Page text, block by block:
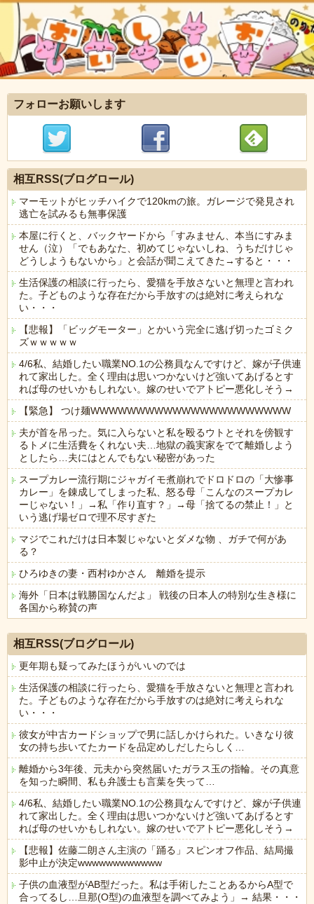
フォローお願いします
相互RSS(ブログロール)
マーモットがヒッチハイクで120kmの旅。ガレージで発見され
逃亡を試みるも無事保護
本屋に行くと、バックヤードから「すみません、本当にすみま
せん（泣）「でもあなた、初めてじゃないしね、うちだけじゃ
どうしようもないから」と会話が聞こえてきた→すると・・・
生活保護の相談に行ったら、愛猫を手放さないと無理と言われ
た。子どものような存在だから手放すのは絶対に考えられな
い・・・
【悲報】「ビッグモーター」とかいう完全に逃げ切ったゴミク
ズｗｗｗｗｗ
4/6私、結婚したい職業NO.1の公務員なんですけど、嫁が子供連
れて家出した。全く理由は思いつかないけど強いてあげるとす
れば母のせいかもしれない。嫁のせいでアトピー悪化しそう→
【緊急】 つけ麺WWWWWWWWWWWWWWWWWWWWWW
夫が首を吊った。気に入らないと私を殴るウトとそれを傍観す
るトメに生活費をくれない夫…地獄の義実家をでて離婚しよう
としたら…夫にはとんでもない秘密があった
スープカレー流行期にジャガイモ煮崩れでドロドロの「大惨事
カレー」を錬成してしまった私、怒る母「こんなのスープカレ
ーじゃない！」→私「作り直す？」→母「捨てるの禁止！」と
いう逃げ場ゼロで理不尽すぎた
マジでこれだけは日本製じゃないとダメな物 、ガチで何があ
る？
ひろゆきの妻・西村ゆかさん 離婚を提示
海外「日本は戦勝国なんだよ」 戦後の日本人の特別な生き様に
各国から称賛の声
相互RSS(ブログロール)
更年期も疑ってみたほうがいいのでは
生活保護の相談に行ったら、愛猫を手放さないと無理と言われ
た。子どものような存在だから手放すのは絶対に考えられな
い・・・
彼女が中古カードショップで男に話しかけられた。いきなり彼
女の持ち歩いてたカードを品定めしだしたらしく…
離婚から3年後、元夫から突然届いたガラス玉の指輪。その真意
を知った瞬間、私も弁護士も言葉を失って…
4/6私、結婚したい職業NO.1の公務員なんですけど、嫁が子供連
れて家出した。全く理由は思いつかないけど強いてあげるとす
れば母のせいかもしれない。嫁のせいでアトピー悪化しそう→
【悲報】佐藤二朗さん主演の「踊る」スピンオフ作品、結局撮
影中止が決定wwwwwwwwwwww
子供の血液型がAB型だった。私は手術したことあるからA型で
合ってるし…旦那(O型)の血液型を調べてみよう」→ 結果・・・